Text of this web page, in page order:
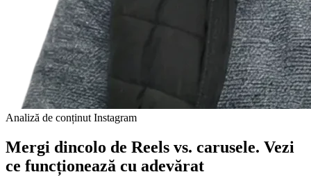
Analiză de conținut Instagram
Mergi dincolo de Reels vs. carusele. Vezi
ce funcționează cu adevărat